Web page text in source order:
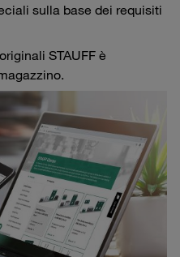
sulla base dei requisiti
STAUFF è